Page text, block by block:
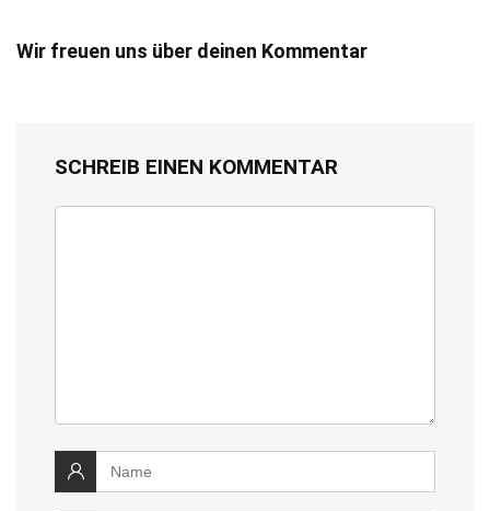
Wir freuen uns über deinen Kommentar
SCHREIB EINEN KOMMENTAR